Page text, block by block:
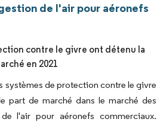
de l'air pour aéronefs
contre le givre ont détenu la
en 2021
systèmes de protection contre le givre
part de marché dans le marché des
l'air pour aéronefs commerciaux.